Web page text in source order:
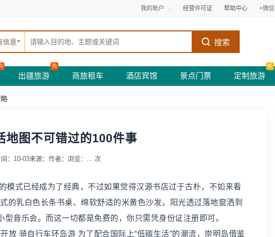
我的账户 经营许可证 帮助中心 +微信
信息 搜索
出疆旅游
热
商旅租车 酒店宾馆 景点门票 定制旅游
新
地图不可错过的100件事
：10-03来源： 作者： 浏览： ... 次
模式已经成为了经典，不过如果觉得汉源书店过于古朴，不如来看
的乳白色长条书桌、绵软舒适的米黄色沙发，阳光透过落地窗洒到
音乐会。而这一切都是免费的，你只需凭身份证注册即可。
骑自行车环岛游 为了配合国际上“低碳生活”的潮流，崇明岛借鉴